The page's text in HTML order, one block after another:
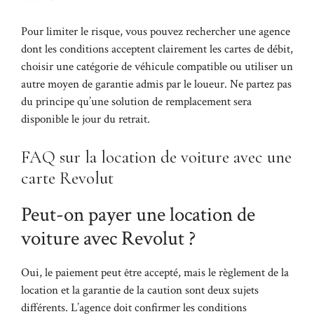
Pour limiter le risque, vous pouvez rechercher une agence
dont les conditions acceptent clairement les cartes de débit,
choisir une catégorie de véhicule compatible ou utiliser un
autre moyen de garantie admis par le loueur. Ne partez pas
du principe qu’une solution de remplacement sera
disponible le jour du retrait.
FAQ sur la location de voiture avec une
carte Revolut
Peut-on payer une location de
voiture avec Revolut ?
Oui, le paiement peut être accepté, mais le règlement de la
location et la garantie de la caution sont deux sujets
différents. L’agence doit confirmer les conditions